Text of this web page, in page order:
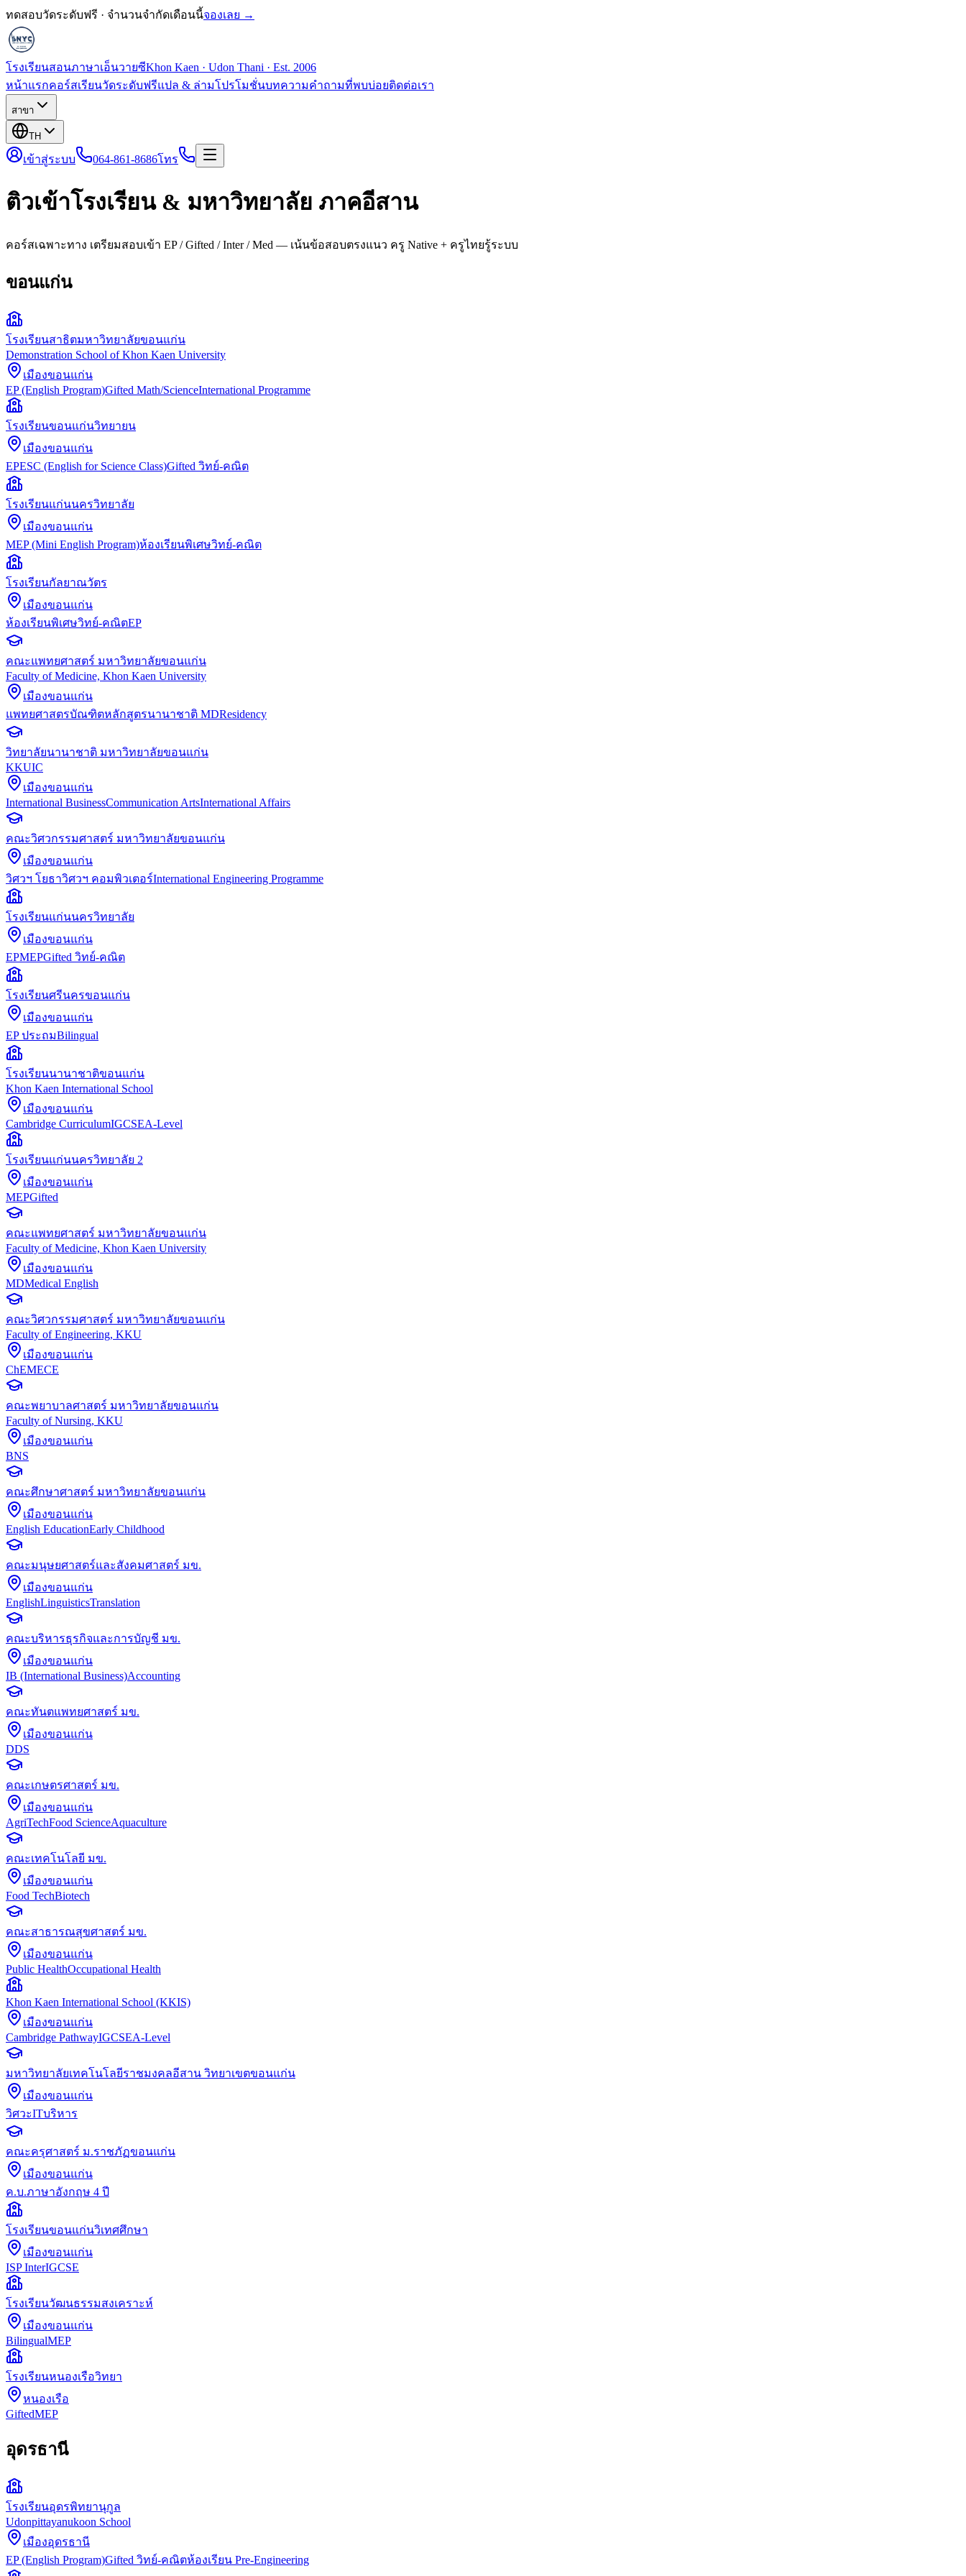
ทดสอบวัดระดับฟรี · จำนวนจำกัดเดือนนี้จองเลย →
โรงเรียนสอนภาษาเอ็นวายซีKhon Kaen · Udon Thani · Est. 2006
หน้าแรกคอร์สเรียนวัดระดับฟรีแปล & ล่ามโปรโมชั่นบทความคำถามที่พบบ่อยติดต่อเรา
สาขา
TH
เข้าสู่ระบบ 064-861-8686โทร
ติวเข้าโรงเรียน & มหาวิทยาลัย ภาคอีสาน
คอร์สเฉพาะทาง เตรียมสอบเข้า EP / Gifted / Inter / Med — เน้นข้อสอบตรงแนว ครู Native + ครูไทยรู้ระบบ
ขอนแก่น
โรงเรียนสาธิตมหาวิทยาลัยขอนแก่น
Demonstration School of Khon Kaen University
เมืองขอนแก่น
EP (English Program)Gifted Math/ScienceInternational Programme
โรงเรียนขอนแก่นวิทยายน
เมืองขอนแก่น
EPESC (English for Science Class)Gifted วิทย์-คณิต
โรงเรียนแก่นนครวิทยาลัย
เมืองขอนแก่น
MEP (Mini English Program)ห้องเรียนพิเศษวิทย์-คณิต
โรงเรียนกัลยาณวัตร
เมืองขอนแก่น
ห้องเรียนพิเศษวิทย์-คณิตEP
คณะแพทยศาสตร์ มหาวิทยาลัยขอนแก่น
Faculty of Medicine, Khon Kaen University
เมืองขอนแก่น
แพทยศาสตรบัณฑิตหลักสูตรนานาชาติ MDResidency
วิทยาลัยนานาชาติ มหาวิทยาลัยขอนแก่น
KKUIC
เมืองขอนแก่น
International BusinessCommunication ArtsInternational Affairs
คณะวิศวกรรมศาสตร์ มหาวิทยาลัยขอนแก่น
เมืองขอนแก่น
วิศวฯ โยธาวิศวฯ คอมพิวเตอร์International Engineering Programme
โรงเรียนแก่นนครวิทยาลัย
เมืองขอนแก่น
EPMEPGifted วิทย์-คณิต
โรงเรียนศรีนครขอนแก่น
เมืองขอนแก่น
EP ประถมBilingual
โรงเรียนนานาชาติขอนแก่น
Khon Kaen International School
เมืองขอนแก่น
Cambridge CurriculumIGCSEA-Level
โรงเรียนแก่นนครวิทยาลัย 2
เมืองขอนแก่น
MEPGifted
คณะแพทยศาสตร์ มหาวิทยาลัยขอนแก่น
Faculty of Medicine, Khon Kaen University
เมืองขอนแก่น
MDMedical English
คณะวิศวกรรมศาสตร์ มหาวิทยาลัยขอนแก่น
Faculty of Engineering, KKU
เมืองขอนแก่น
ChEMECE
คณะพยาบาลศาสตร์ มหาวิทยาลัยขอนแก่น
Faculty of Nursing, KKU
เมืองขอนแก่น
BNS
คณะศึกษาศาสตร์ มหาวิทยาลัยขอนแก่น
เมืองขอนแก่น
English EducationEarly Childhood
คณะมนุษยศาสตร์และสังคมศาสตร์ มข.
เมืองขอนแก่น
EnglishLinguisticsTranslation
คณะบริหารธุรกิจและการบัญชี มข.
เมืองขอนแก่น
IB (International Business)Accounting
คณะทันตแพทยศาสตร์ มข.
เมืองขอนแก่น
DDS
คณะเกษตรศาสตร์ มข.
เมืองขอนแก่น
AgriTechFood ScienceAquaculture
คณะเทคโนโลยี มข.
เมืองขอนแก่น
Food TechBiotech
คณะสาธารณสุขศาสตร์ มข.
เมืองขอนแก่น
Public HealthOccupational Health
Khon Kaen International School (KKIS)
เมืองขอนแก่น
Cambridge PathwayIGCSEA-Level
มหาวิทยาลัยเทคโนโลยีราชมงคลอีสาน วิทยาเขตขอนแก่น
เมืองขอนแก่น
วิศวะITบริหาร
คณะครุศาสตร์ ม.ราชภัฏขอนแก่น
เมืองขอนแก่น
ค.บ.ภาษาอังกฤษ 4 ปี
โรงเรียนขอนแก่นวิเทศศึกษา
เมืองขอนแก่น
ISP InterIGCSE
โรงเรียนวัฒนธรรมสงเคราะห์
เมืองขอนแก่น
BilingualMEP
โรงเรียนหนองเรือวิทยา
หนองเรือ
GiftedMEP
อุดรธานี
โรงเรียนอุดรพิทยานุกูล
Udonpittayanukoon School
เมืองอุดรธานี
EP (English Program)Gifted วิทย์-คณิตห้องเรียน Pre-Engineering